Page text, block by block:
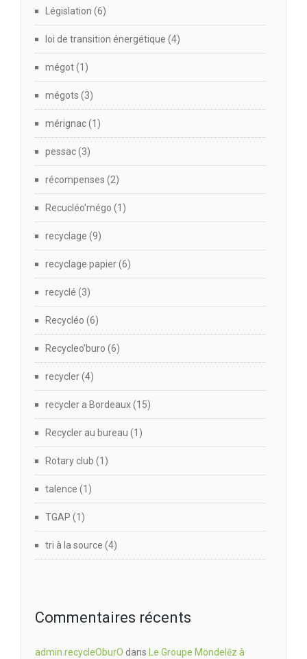
Législation (6)
loi de transition énergétique (4)
mégot(1)
mégots (3)
mérignac(1)
pessac(3)
récompenses (2)
Recucléo'mégo (1)
recyclage (9)
recyclage papier(6)
recyclé (3)
Recycléo (6)
Recycleo’buro (6)
recycler(4)
recycler a Bordeaux(15)
Recycler au bureau (1)
Rotary club (1)
talence (1)
TGAP (1)
tri à la source (4)
Commentaires récents
admin.recycleOburO dans
Le Groupe Mondelēz à